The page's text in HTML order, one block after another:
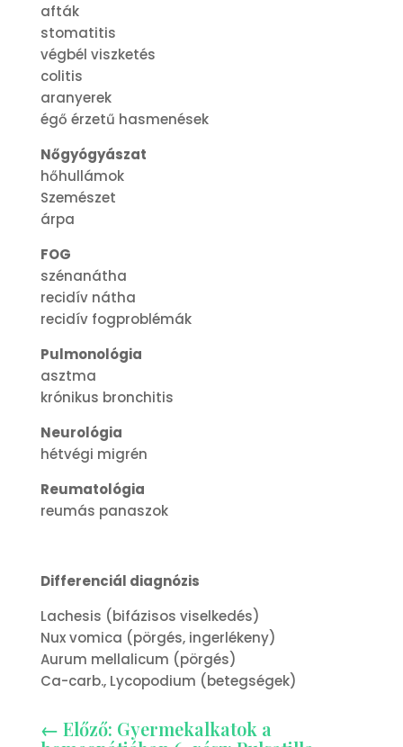
afták
stomatitis
végbél viszketés
colitis
aranyerek
égő érzetű hasmenések
Nőgyógyászat
hőhullámok
Szemészet
árpa
FOG
szénanátha
recidív nátha
recidív fogproblémák
Pulmonológia
asztma
krónikus bronchitis
Neurológia
hétvégi migrén
Reumatológia
reumás panaszok
Differenciál diagnózis
Lachesis (bifázisos viselkedés)
Nux vomica (pörgés, ingerlékeny)
Aurum mellalicum (pörgés)
Ca-carb., Lycopodium (betegségek)
← Előző: Gyermekalkatok a